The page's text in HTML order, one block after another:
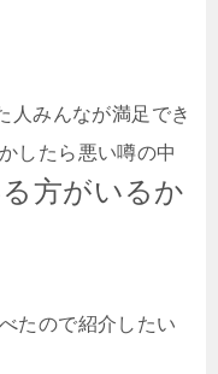
人みんなが満足でき
したら悪い噂の中
方がいるか
たので紹介したい